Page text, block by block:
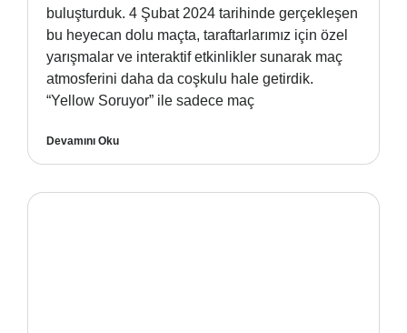
buluşturduk. 4 Şubat 2024 tarihinde gerçekleşen
bu heyecan dolu maçta, taraftarlarımız için özel
yarışmalar ve interaktif etkinlikler sunarak maç
atmosferini daha da coşkulu hale getirdik.
“Yellow Soruyor” ile sadece maç
Devamını Oku